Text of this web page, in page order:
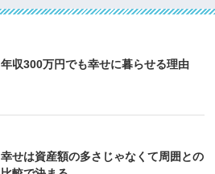
年収300万円でも幸せに暮らせる理由
幸せは資産額の多さじゃなくて周囲との